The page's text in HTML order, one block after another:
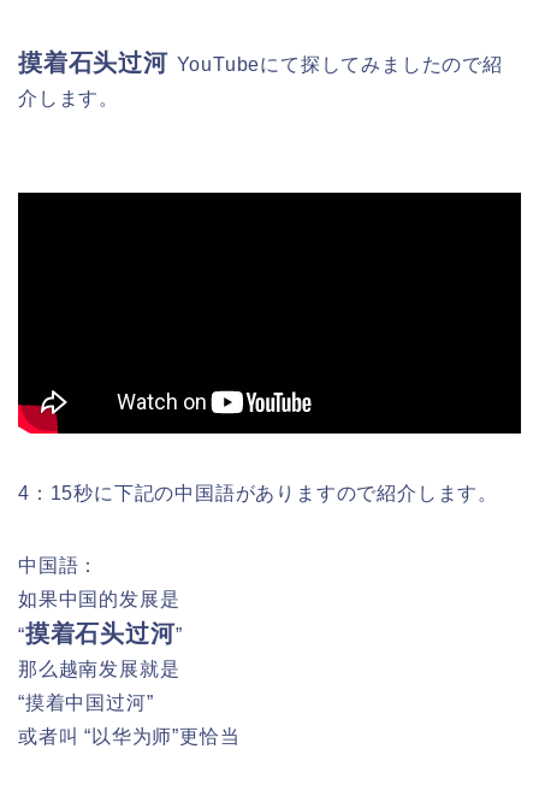
摸着石头过河 YouTubeにて探してみましたので紹
介します。
4：15秒に下記の中国語がありますので紹介します。
中国語：
如果中国的发展是
“摸着石头过河”
那么越南发展就是
“摸着中国过河”
或者叫 “以华为师”更恰当